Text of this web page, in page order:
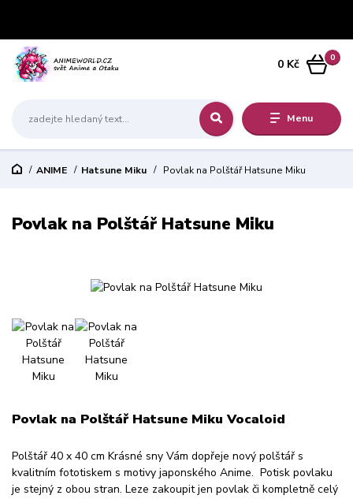
Menu
0
0 Kč
ANIME Hatsune Miku Povlak na Polštář Hatsune Miku
Povlak na Polštář Hatsune Miku
Povlak na Polštář Hatsune Miku Vocaloid
Polštář 40 x 40 cm Krásné sny Vám dopřeje nový polštář s
kvalitním fototiskem s motivy japonského Anime. Potisk povlaku
je stejný z obou stran. Leze zakoupit jen povlak či kompletně celý